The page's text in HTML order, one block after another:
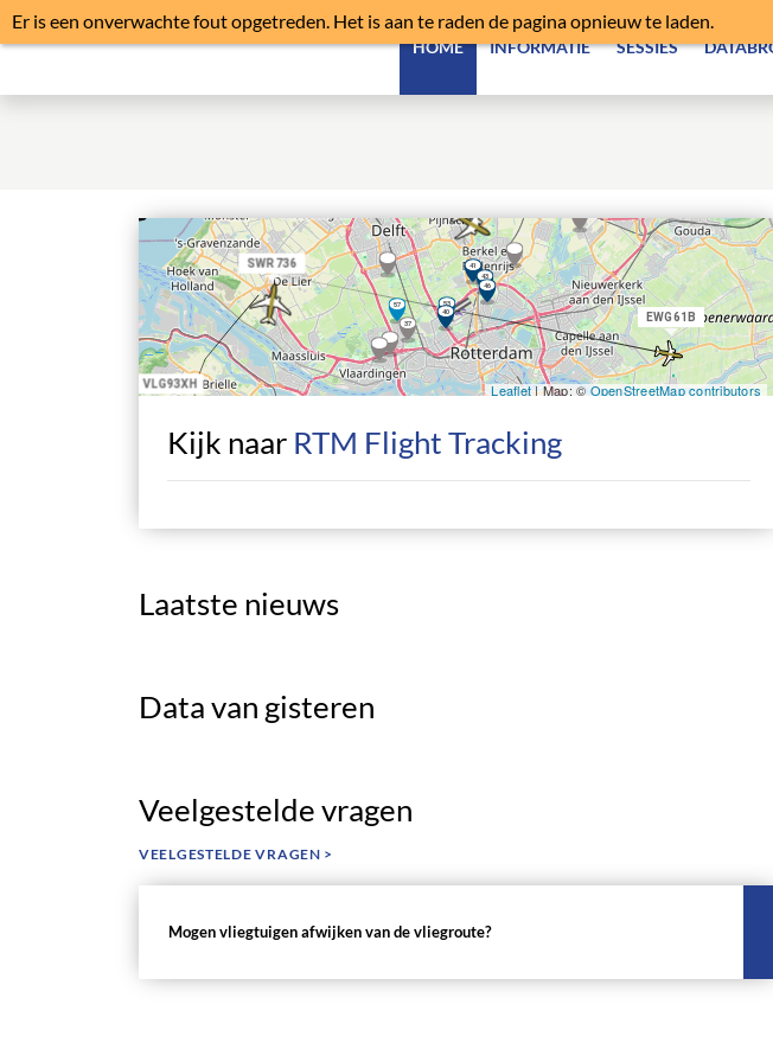
Er is een onverwachte fout opgetreden. Het is aan te raden de pagina opnieuw te laden.
HOME INFORMATIE SESSIES
Kijk naar RTM Flight Tracking
Laatste nieuws
Data van gisteren
Veelgestelde vragen
VEELGESTELDE VRAGEN >
Mogen vliegtuigen afwijken van de vliegroute?